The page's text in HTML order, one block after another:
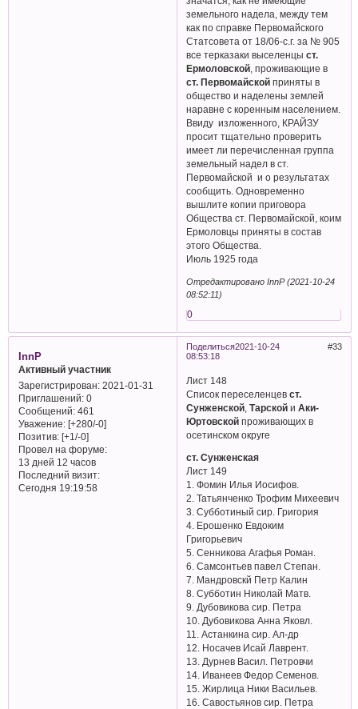
земельного надела, между тем
как по справке Первомайского
Статсовета от 18/06-с.г. за № 905
все терказаки выселенцыст.
Ермоловской , проживающие в
ст. Первомайской приняты в
общество и наделены землей
наравне с коренным населением.
Ввиду изложенного, КРАЙЗУ
просит тщательно проверить
имеет ли перечисленная группа
земельный надел в ст.
Первомайской и о результатах
сообщить. Одновременно
вышлите копии приговора
Общества ст. Первомайской, коим
Ермоловцы приняты в состав
этого Общества.
Июль 1925 года
Отредактировано InnP (2021-10-24
08:52:11)
0
Поделиться 33
2021-10-24
08:53:18
InnP
Активный участник
Зарегистрирован: 2021-01-31
Приглашений:0
Сообщений:461
Уважение: [+280/-0]
Позитив: [+1/-0]
Провел на форуме:
13 дней 12 часов
Последний визит:
Сегодня 19:19:58
Лист 148
Список переселенцевст.
Сунженской ,ТарскойиАки-
Юртовской проживающих в
осетинском округе
ст. Сунженская
Лист 149
1. Фомин Илья Иосифов.
2. Татьянченко Трофим Михеевич
3. Субботиный сир. Григория
4. Ерошенко Евдоким
Григорьевич
5. Сенникова Агафья Роман.
6. Самсонтьев павел Степан.
7. Мандровскй Петр Калин
8. Субботин Николай Матв.
9. Дубовикова сир. Петра
10. Дубовикова Анна Яковл.
11. Астанкина сир. Ал-др
12. Носачев Исай Лаврент.
13. Дурнев Васил. Петровчи
14. Иванеев Федор Семенов.
15. Жирлица Ники Васильев.
16. Савостьянов сир. Петра